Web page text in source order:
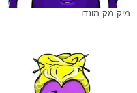
מיק מק מונדו